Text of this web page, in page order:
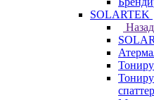
SOLARTEK
Назад